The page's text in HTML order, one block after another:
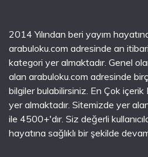
2014 Yılından beri yayım
arabuloku.com adresinde an
kategori yer almaktadır. Genel
alan arabuloku.com adresinde
bilgiler bulabilirsiniz. En Çok içerik
yer almaktadır. Sitemizde yer
ile 4500+'dır. Siz değerli
hayatına sağlıklı bir şekilde